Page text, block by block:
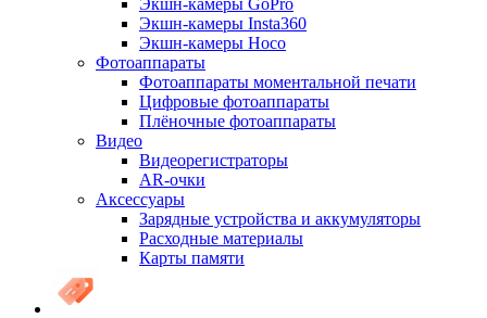
Экшн-камеры GoPro
Экшн-камеры Insta360
Экшн-камеры Hoco
Фотоаппараты
Фотоаппараты моментальной печати
Цифровые фотоаппараты
Плёночные фотоаппараты
Видео
Видеорегистраторы
AR-очки
Аксессуары
Зарядные устройства и аккумуляторы
Расходные материалы
Карты памяти